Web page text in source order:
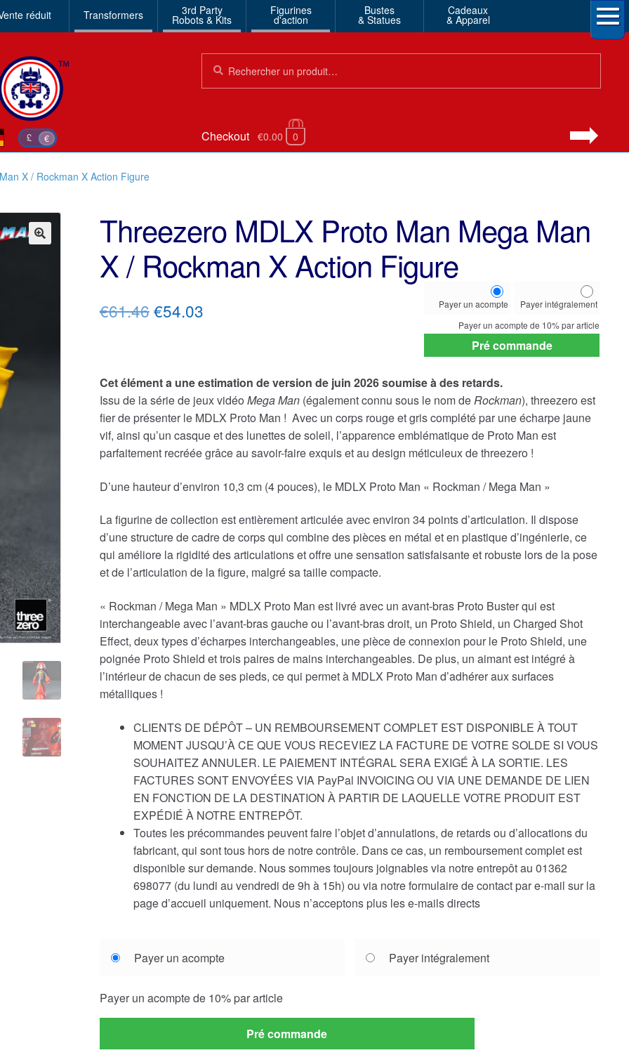
réduit Transformers 3rd Party
Robots & Kits
Figurines
d'action
Bustes
& Statues
Cadeaux
& Apparel
£ € Checkout €0.00 0
X / Rockman X Action Figure
Threezero MDLX Proto Man Mega Man
X / Rockman X Action Figure
your
payment
Payer un acompte
Payer intégralement
Payer un acompte de 10%par article
Pré commande
€61.46Le
était :
€61.46.
€54.03Le
est :
€54.03.
Cet élément a une estimation de version de juin 2026 soumise à des retards.
Issu de la série de jeux vidéo Mega Man(également connu sous le nom deRockman), threezero est
fier de présenter le MDLX Proto Man ! Avec un corps rouge et gris complété par une écharpe jaune
vif, ainsi qu’un casque et des lunettes de soleil, l’apparence emblématique de Proto Man est
parfaitement recréée grâce au savoir-faire exquis et au design méticuleux de threezero !
D’une hauteur d’environ 10,3 cm (4 pouces), le MDLX Proto Man « Rockman / Mega Man »
La figurine de collection est entièrement articulée avec environ 34 points d’articulation. Il dispose
d’une structure de cadre de corps qui combine des pièces en métal et en plastique d’ingénierie, ce
qui améliore la rigidité des articulations et offre une sensation satisfaisante et robuste lors de la pose
et de l’articulation de la figure, malgré sa taille compacte.
« Rockman / Mega Man » MDLX Proto Man est livré avec un avant-bras Proto Buster qui est
interchangeable avec l’avant-bras gauche ou l’avant-bras droit, un Proto Shield, un Charged Shot
Effect, deux types d’écharpes interchangeables, une pièce de connexion pour le Proto Shield, une
poignée Proto Shield et trois paires de mains interchangeables. De plus, un aimant est intégré à
l’intérieur de chacun de ses pieds, ce qui permet à MDLX Proto Man d’adhérer aux surfaces
métalliques !
CLIENTS DE DÉPÔT – UN REMBOURSEMENT COMPLET EST DISPONIBLE À TOUT
MOMENT JUSQU’À CE QUE VOUS RECEVIEZ LA FACTURE DE VOTRE SOLDE SI VOUS
SOUHAITEZ ANNULER. LE PAIEMENT INTÉGRAL SERA EXIGÉ À LA SORTIE. LES
FACTURES SONT ENVOYÉES VIA PayPal INVOICING OU VIA UNE DEMANDE DE LIEN
EN FONCTION DE LA DESTINATION À PARTIR DE LAQUELLE VOTRE PRODUIT EST
EXPÉDIÉ À NOTRE ENTREPÔT.
Toutes les précommandes peuvent faire l’objet d’annulations, de retards ou d’allocations du
fabricant, qui sont tous hors de notre contrôle. Dans ce cas, un remboursement complet est
disponible sur demande. Nous sommes toujours joignables via notre entrepôt au 01362
698077 (du lundi au vendredi de 9h à 15h) ou via notre formulaire de contact par e-mail sur la
page d’accueil uniquement. Nous n’acceptons plus les e-mails directs
your
option
Payer un acompte Payer intégralement
Payer un acompte de 10%par article
Pré commande